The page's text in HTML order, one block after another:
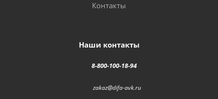
Контакты
Наши контакты
8-800-100-18-94
zakaz@difa-avk.ru